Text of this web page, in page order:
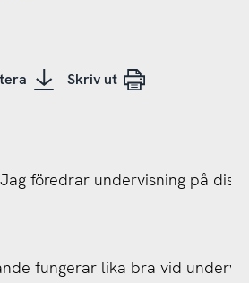
Skriv ut
fungerar lika bra vid
Jag föredrar undervisning på